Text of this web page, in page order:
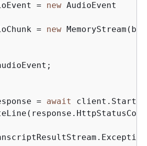
= new AudioEvent
=
new
= await